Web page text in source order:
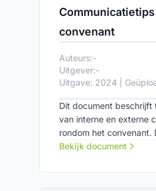
convenant
Auteurs:-
Uitgever:-
Uitgave: 2024 |
Dit document
van interne en externe
rondom het convenant.
hulpmiddel bij fase 2
ontwikkelen en
Bekijk document